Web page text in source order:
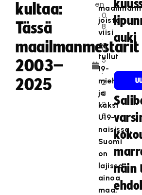
kultaa:
Tässä
maailmanmestarit
2003–
2025
en
0
8
.
0
5
.
2
0
2
5
joista
viisi
on
tullut
19-
miehissä
ja
kaksi
U19-
naisissa.
Suomi
on
lajissa
ainoa
maa,
auki
näin